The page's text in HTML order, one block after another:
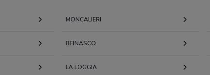
MONCALIERI
BEINASCO
LA LOGGIA